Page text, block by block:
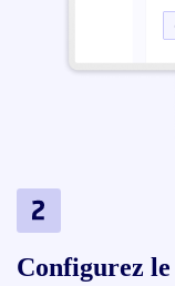
Configurez